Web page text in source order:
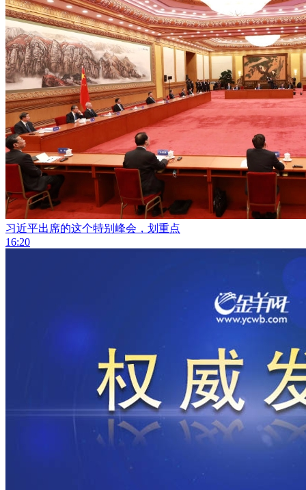
习近平出席的这个特别峰会，划重点
16:20